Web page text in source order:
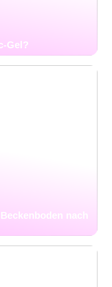
Gel?
nach